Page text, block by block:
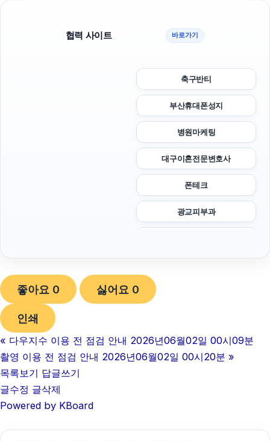
협력 사이트 바로가기
축구반티
부산휴대폰성지
병원마케팅
대구이혼전문변호사
폰테크
광교피부과
흥신소
좋아요 0 싫어요 0
인쇄
« 다우지수 이용 전 점검 안내 2026년06월02일 00시09분
촬영 이용 전 점검 안내 2026년06월02일 00시20분 »
목록보기 답글쓰기
글수정 글삭제
Powered by KBoard